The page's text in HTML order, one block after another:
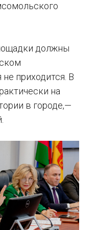
должны
приходится. В
на
в городе,—